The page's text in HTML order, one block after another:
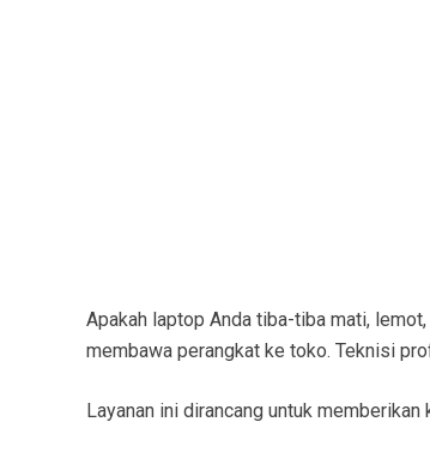
Apakah laptop Anda tiba-tiba mati,
membawa perangkat ke toko. Teknisi
Layanan ini dirancang untuk